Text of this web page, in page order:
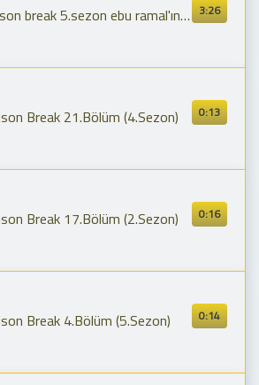
3:26
break 5.sezon ebu ramal'ın öldürülmesi(türkçe dublaj)
0:13
Break 21.Bölüm (4.Sezon)
0:16
Break 17.Bölüm (2.Sezon)
0:14
Break 4.Bölüm (5.Sezon)